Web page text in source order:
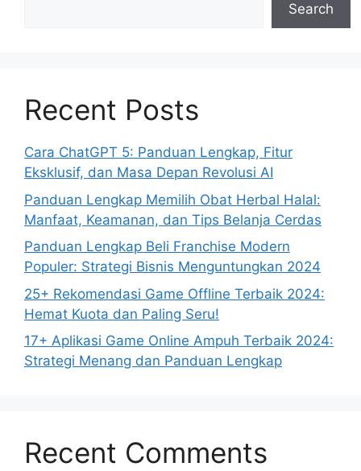
Search
Recent Posts
Cara ChatGPT 5: Panduan Lengkap, Fitur
Eksklusif, dan Masa Depan Revolusi AI
Panduan Lengkap Memilih Obat Herbal Halal:
Manfaat, Keamanan, dan Tips Belanja Cerdas
Panduan Lengkap Beli Franchise Modern
Populer: Strategi Bisnis Menguntungkan 2024
25+ Rekomendasi Game Offline Terbaik 2024:
Hemat Kuota dan Paling Seru!
17+ Aplikasi Game Online Ampuh Terbaik 2024:
Strategi Menang dan Panduan Lengkap
Recent Comments